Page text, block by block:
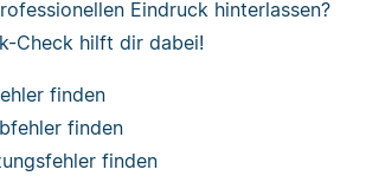
Eindruck hinterlassen?
Check hilft dir dabei!
finden
finden
finden